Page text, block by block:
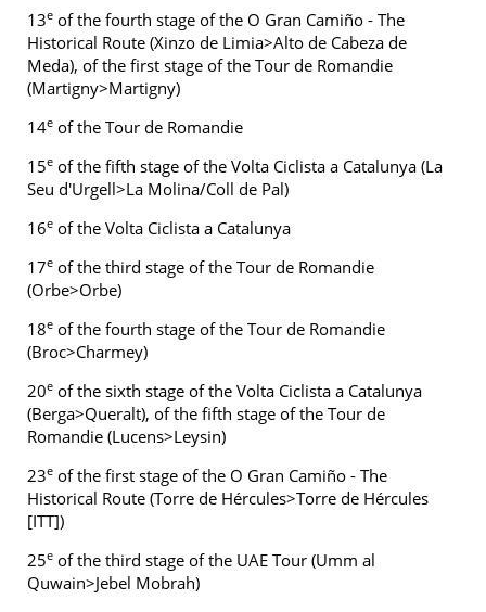
13e of the fourth stage of the O Gran Camiño - The
Historical Route (Xinzo de Limia>Alto de Cabeza de
Meda), of the first stage of the Tour de Romandie
(Martigny>Martigny)
14e of the Tour de Romandie
15e of the fifth stage of the Volta Ciclista a Catalunya (La
Seu d'Urgell>La Molina/Coll de Pal)
16e of the Volta Ciclista a Catalunya
17e of the third stage of the Tour de Romandie
(Orbe>Orbe)
18e of the fourth stage of the Tour de Romandie
(Broc>Charmey)
20e of the sixth stage of the Volta Ciclista a Catalunya
(Berga>Queralt), of the fifth stage of the Tour de
Romandie (Lucens>Leysin)
23e of the first stage of the O Gran Camiño - The
Historical Route (Torre de Hércules>Torre de Hércules
[ITT])
25e of the third stage of the UAE Tour (Umm al
Quwain>Jebel Mobrah)